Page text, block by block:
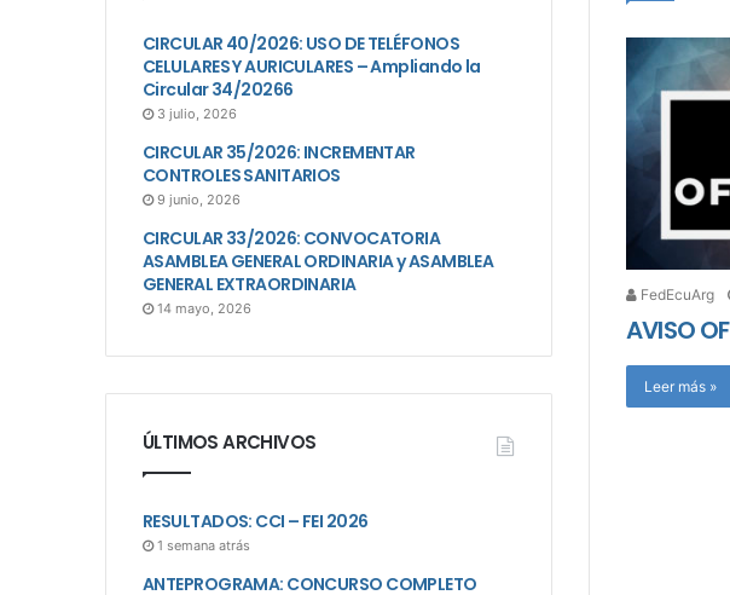
FedEcuArg
AVISO
Leer más »
CIRCULAR 40/2026: USO DE TELÉFONOS
CELULARES Y AURICULARES – Ampliando la
Circular 34/20266
3 julio, 2026
CIRCULAR 35/2026: INCREMENTAR
CONTROLES SANITARIOS
9 junio, 2026
CIRCULAR 33/2026: CONVOCATORIA
ASAMBLEA GENERAL ORDINARIA y ASAMBLEA
GENERAL EXTRAORDINARIA
14 mayo, 2026
ÚLTIMOS ARCHIVOS
RESULTADOS: CCI – FEI 2026
1 semana atrás
ANTEPROGRAMA: CONCURSO COMPLETO